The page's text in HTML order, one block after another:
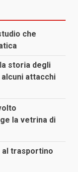
che
storia degli
attacchi
la vetrina di
al trasportino